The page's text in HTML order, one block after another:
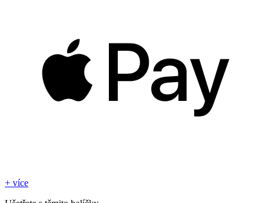
+ více